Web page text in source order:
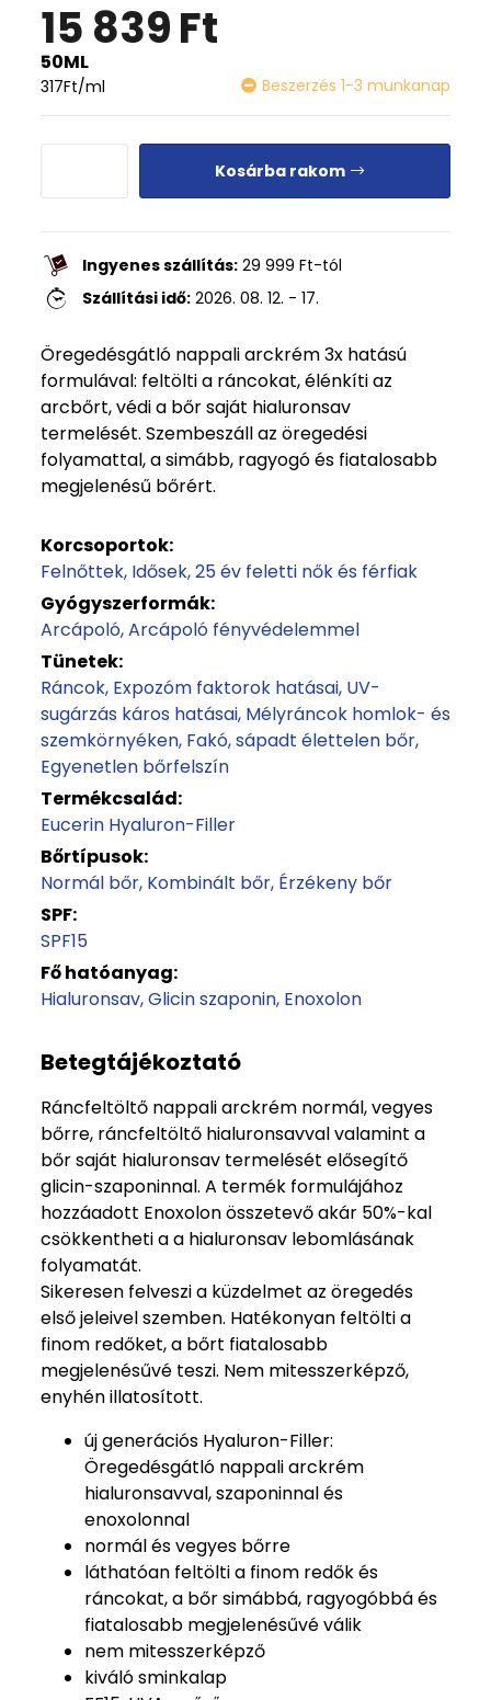
15 839Ft
50ML
317Ft/ml Beszerzés 1-3 munkanap
Kosárba rakom
Ingyenes szállítás: 29 999 Ft-tól
Szállítási idő: 2026. 08. 12. - 17.
Öregedésgátló nappali arckrém 3x hatású
formulával: feltölti a ráncokat, élénkíti az
arcbőrt, védi a bőr saját hialuronsav
termelését. Szembeszáll az öregedési
folyamattal, a simább, ragyogó és fiatalosabb
megjelenésű bőrért.
Korcsoportok:
Felnőttek Idősek 25 év feletti nők és férfiak
Gyógyszerformák:
Arcápoló Arcápoló fényvédelemmel
Tünetek:
Ráncok Expozóm faktorok hatásai UV-
sugárzás káros hatásai Mélyráncok homlok- és
szemkörnyéken Fakó, sápadt élettelen bőr
Egyenetlen bőrfelszín
Termékcsalád:
Eucerin Hyaluron-Filler
Bőrtípusok:
Normál bőr Kombinált bőr Érzékeny bőr
SPF:
SPF15
Fő hatóanyag:
Hialuronsav Glicin szaponin Enoxolon
Betegtájékoztató
Ráncfeltöltő nappali arckrém normál, vegyes
bőrre, ráncfeltöltő hialuronsavval valamint a
bőr saját hialuronsav termelését elősegítő
glicin-szaponinnal. A termék formulájához
hozzáadott Enoxolon összetevő akár 50%-kal
csökkentheti a a hialuronsav lebomlásának
folyamatát.
Sikeresen felveszi a küzdelmet az öregedés
első jeleivel szemben. Hatékonyan feltölti a
finom redőket, a bőrt fiatalosabb
megjelenésűvé teszi. Nem mitesszerképző,
enyhén illatosított.
új generációs Hyaluron-Filler:
Öregedésgátló nappali arckrém
hialuronsavval, szaponinnal és
enoxolonnal
normál és vegyes bőrre
láthatóan feltölti a finom redők és
ráncokat, a bőr simábbá, ragyogóbbá és
fiatalosabb megjelenésűvé válik
nem mitesszerképző
kiváló sminkalap